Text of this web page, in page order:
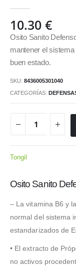
10.30 €
Osito Sanito
mantener el
buen estado.
SKU: 8436005301040
CATEGORÍAS:
Tongil
Osito Sanito
– La vitamina B6 y
normal del sistema
estandarizados de
• El extracto de
no activos